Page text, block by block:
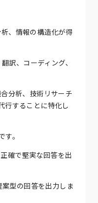
、情報の構造化が得
訳、コーディング、
分析、技術リサーチ
行することに特化し
。
確で堅実な回答を出
型の回答を出力しま